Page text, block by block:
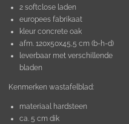
2 softclose laden
europees fabrikaat
kleur concrete oak
afm. 120x50x45,5 cm (b-h-d)
leverbaar met verschillende
bladen
Kenmerken wastafelblad:
materiaal hardsteen
ca. 5 cm dik